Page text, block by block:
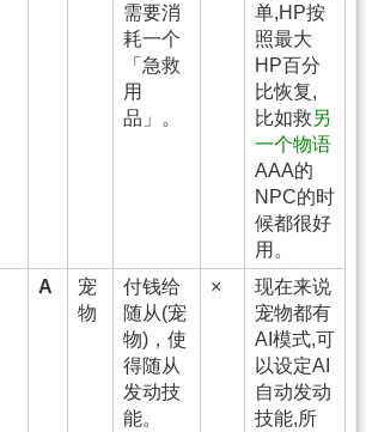
需要消
耗一个
「急救
用
品」。
单,HP按
照最大
HP百分
比恢复,
比如救另
一个物语
AAA的
NPC的时
候都很好
用。
A
宠
物
付钱给
随从(宠
物)，使
得随从
发动技
能。
×
现在来说
宠物都有
AI模式,可
以设定AI
自动发动
技能,所